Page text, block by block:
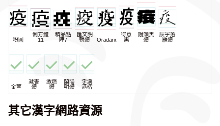
粉圓
俐方體
11
精品點
陣7
匯文明
朝體
Oradano
得意
黑
饅頭黑
體
辰宇落
雁體
金萱
凝書
體
激燃
體
蘭陽
明體
李漢
港楷
其它漢字網路資源